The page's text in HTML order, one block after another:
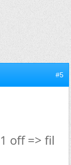
#5
off => fil